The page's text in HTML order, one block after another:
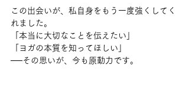
この出会いが、私自身をもう一度強くしてく
れました。
「本当に大切なことを伝えたい」
「ヨガの本質を知ってほしい」
──その思いが、今も原動力です。